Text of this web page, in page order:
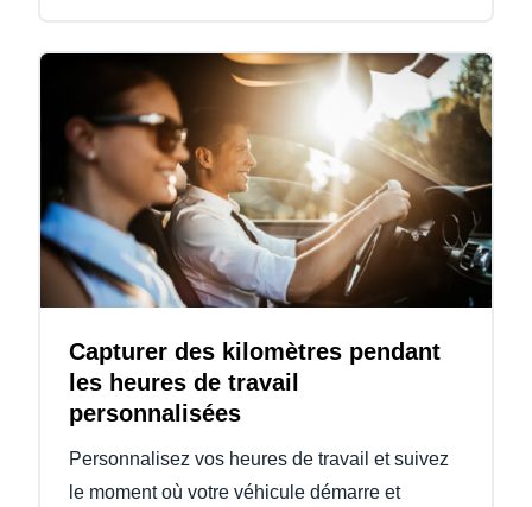
Capturer des kilomètres pendant
les heures de travail
personnalisées
Personnalisez vos heures de travail et suivez
le moment où votre véhicule démarre et